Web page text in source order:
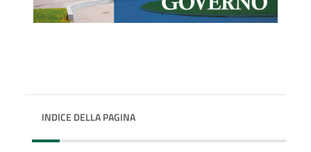
INDICE DELLA PAGINA